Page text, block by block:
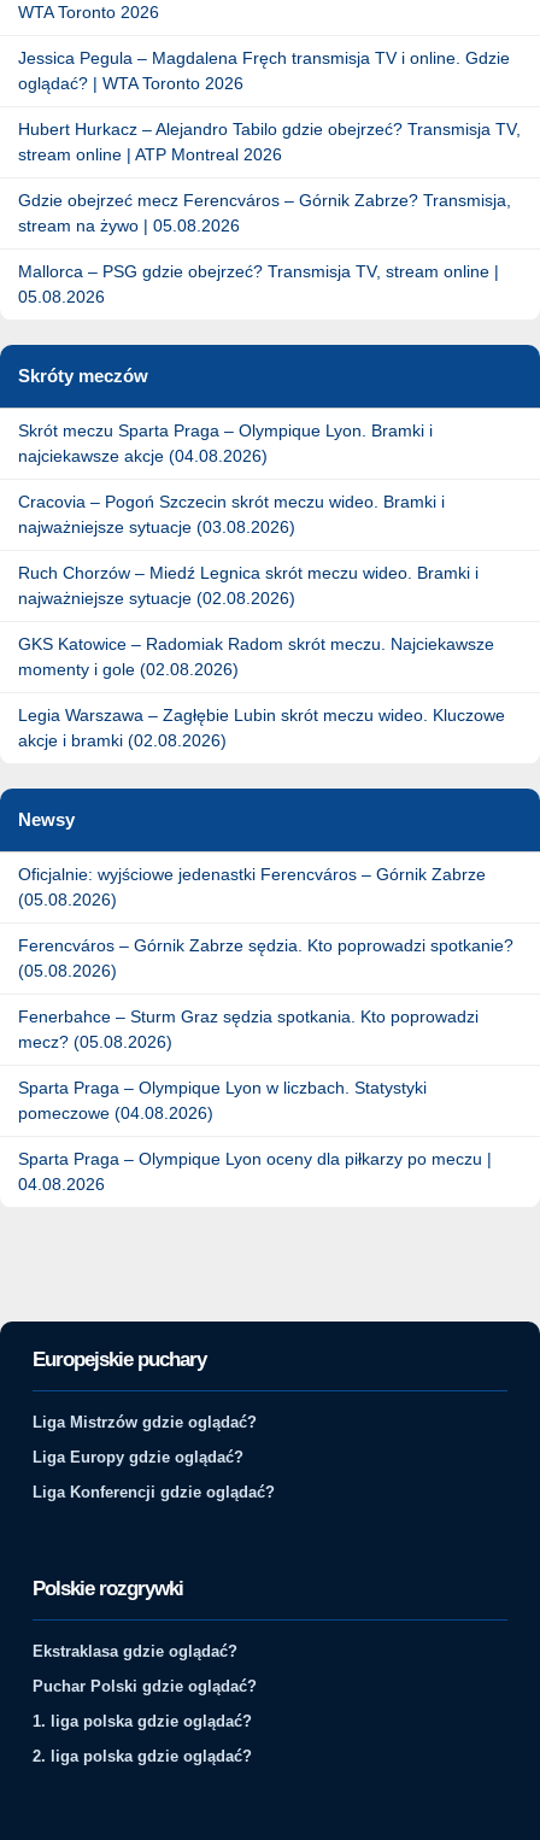
WTA Toronto 2026
Jessica Pegula – Magdalena Fręch transmisja TV i online. Gdzie
oglądać? | WTA Toronto 2026
Hubert Hurkacz – Alejandro Tabilo gdzie obejrzeć? Transmisja TV,
stream online | ATP Montreal 2026
Gdzie obejrzeć mecz Ferencváros – Górnik Zabrze? Transmisja,
stream na żywo | 05.08.2026
Mallorca – PSG gdzie obejrzeć? Transmisja TV, stream online |
05.08.2026
Skróty meczów
Skrót meczu Sparta Praga – Olympique Lyon. Bramki i
najciekawsze akcje (04.08.2026)
Cracovia – Pogoń Szczecin skrót meczu wideo. Bramki i
najważniejsze sytuacje (03.08.2026)
Ruch Chorzów – Miedź Legnica skrót meczu wideo. Bramki i
najważniejsze sytuacje (02.08.2026)
GKS Katowice – Radomiak Radom skrót meczu. Najciekawsze
momenty i gole (02.08.2026)
Legia Warszawa – Zagłębie Lubin skrót meczu wideo. Kluczowe
akcje i bramki (02.08.2026)
Newsy
Oficjalnie: wyjściowe jedenastki Ferencváros – Górnik Zabrze
(05.08.2026)
Ferencváros – Górnik Zabrze sędzia. Kto poprowadzi spotkanie?
(05.08.2026)
Fenerbahce – Sturm Graz sędzia spotkania. Kto poprowadzi
mecz? (05.08.2026)
Sparta Praga – Olympique Lyon w liczbach. Statystyki
pomeczowe (04.08.2026)
Sparta Praga – Olympique Lyon oceny dla piłkarzy po meczu |
04.08.2026
Europejskie puchary
Liga Mistrzów gdzie oglądać?
Liga Europy gdzie oglądać?
Liga Konferencji gdzie oglądać?
Polskie rozgrywki
Ekstraklasa gdzie oglądać?
Puchar Polski gdzie oglądać?
1. liga polska gdzie oglądać?
2. liga polska gdzie oglądać?